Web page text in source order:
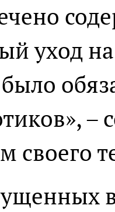
уход
–
своего